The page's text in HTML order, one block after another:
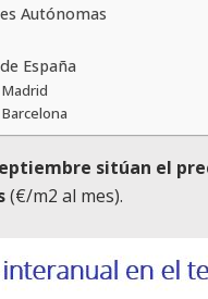
Autónomas
España
sitúan el
(€/m2 al mes).